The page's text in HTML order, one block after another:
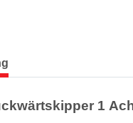
anzeigen
1